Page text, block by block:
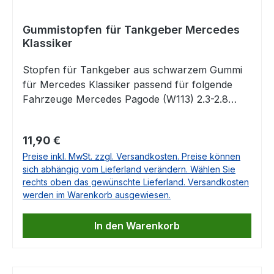
Gummistopfen für Tankgeber Mercedes
Klassiker
Stopfen für Tankgeber aus schwarzem Gummi
für Mercedes Klassiker passend für folgende
Fahrzeuge Mercedes Pagode (W113) 2.3-2.8
11/76Mercedes /8 (W115) 2.0-3.0 (incl. D) 01/68-
01/77Mercedes S (W116) 2.8-6.8 08/72-
07/80Mercedes SL (R107) 2.8-5.6 05/71-
08/89Mercedes SLC (C107) 2.8-5.0 01/72-
09/81Mercedes 123 (W123) 2.0-3.0 (incl. D)
01/76-12/85 OE-Nummer: 1109870145,
A1109870145, 1239870145, A1239870145,
Regulärer Preis:
11,90 €
Preise inkl. MwSt. zzgl. Versandkosten. Preise können
sich abhängig vom Lieferland verändern. Wählen Sie
rechts oben das gewünschte Lieferland. Versandkosten
werden im Warenkorb ausgewiesen.
In den Warenkorb